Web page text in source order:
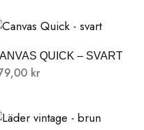
QUICK – SVART
kr